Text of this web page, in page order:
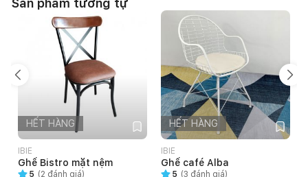
Sản phẩm tương tự
HẾT HÀNG
IBIE
Ghế Bistro mặt nệm
5 (2 đánh giá)
HẾT HÀNG
IBIE
Ghế café Alba
5 (3 đánh giá)